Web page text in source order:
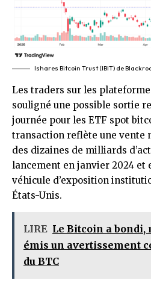
Ishares Bitcoin Trust (IBIT) de
Les traders sur les
souligné une possible sortie
journée pour les ETF spot
transaction reflète une vente
des dizaines de milliards
lancement en janvier 2024 et
véhicule d’exposition
États-Unis.
LIRE Le Bitcoin a bondi,
émis un avertissement
du BTC